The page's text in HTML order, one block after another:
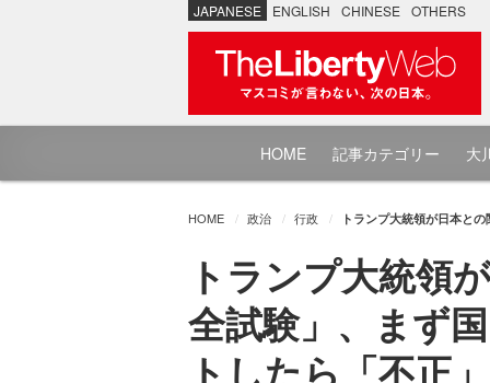
JAPANESE ENGLISH CHINESE OTHERS
HOME 記事カテゴリー 大
HOME 政治 行政 トランプ大統領が日本と
トランプ大統領
全試験」、まず
トしたら「不正